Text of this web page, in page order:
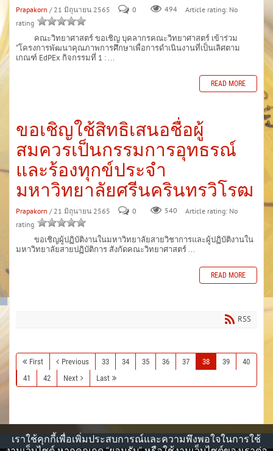
Prapakorn / 21 มิถุนายน 2565 0 494
Article rating: No
rating
คณะวิทยาศาสตร์ ขอเชิญ บุคลากรคณะวิทยาศาสตร์ เข้าร่วม
“โครงการพัฒนาคุณภาพการศึกษาเพื่อการดำเนินงานที่เป็นเลิศตาม
เกณฑ์ EdPEx กิจกรรมที่ 1 : ...
READ MORE
ขอเชิญใช้สิทธิเสนอชื่อผู้
สมควรเป็นกรรมการอุทธรณ์
และร้องทุกข์ประจำ
มหาวิทยาลัยศรีนครินทรวิโรฒ
Prapakorn / 21 มิถุนายน 2565 0 540
Article rating: No
rating
ขอเชิญผู้ปฏิบัติงานในมหาวิทยาลัยสายวิชาการและผู้ปฏิบัติงานใน
มหาวิทยาลัยสายปฏิบัติการ สังกัดคณะวิทยาศาสตร์ ...
READ MORE
RSS
First Previous 33 34 35 36 37 38 39
40
41
42 Next Last
เราใช้คุกกี้เพื่อเพิ่มประสบการณ์และความพึงพอใจในการใช้